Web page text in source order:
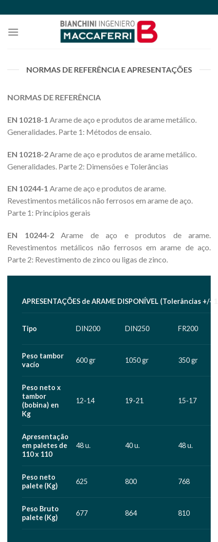
to
content
NORMAS DE REFERÊNCIA E APRESENTAÇÕES
NORMAS DE REFERÊNCIA
EN 10218-1 Arame de aço e produtos de arame metálico.
Generalidades. Parte 1: Métodos de ensaio.
EN 10218-2 Arame de aço e produtos de arame metálico.
Generalidades. Parte 2: Dimensões e Tolerâncias
EN 10244-1 Arame de aço e produtos de arame.
Revestimentos metálicos não ferrosos em arame de aço.
Parte 1: Princípios gerais
EN 10244-2Arame de aço e produtos de arame.
Revestimentos metálicos não ferrosos em arame de aço.
Parte 2: Revestimento de zinco ou ligas de zinco.
APRESENTAÇÕES de ARAME DISPONÍVEL (Tolerâncias +/-
Tipo DIN200 DIN250 FR200
Peso tambor
vacío
600 gr 1050 gr 350 gr
Peso neto x
tambor
(bobina) en
Kg
12-14 19-21 15-17
Apresentação
em paletes de
110 x 110
48 u. 40 u. 48 u.
Peso neto
palete (Kg)
625 800 768
Peso Bruto
palete (Kg)
677 864 810